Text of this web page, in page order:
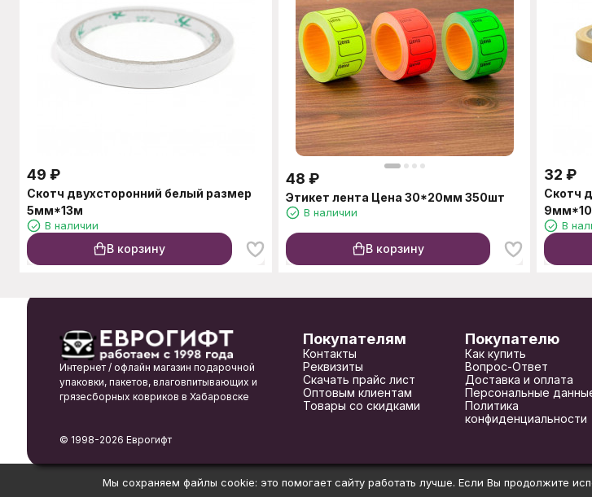
49 ₽
Скотч двухсторонний белый размер
5мм*13м
В наличии
В корзину
48 ₽
Этикет лента Цена 30*20мм 350шт
В наличии
В корзину
32 ₽
Скотч
В
Интернет / офлайн магазин подарочной
упаковки, пакетов, влаговпитывающих и
грязесборных ковриков в Хабаровске
Покупателям
Контакты
Реквизиты
Скачать прайс лист
Оптовым клиентам
Товары со скидками
Покупателю
Как купить
Вопрос-Ответ
Доставка и оплата
Персональные
Политика
конфиденциальности
© 1998-2026 Еврогифт
Мы сохраняем файлы cookie: это помогает сайту работать лучше. Если Вы продолжите